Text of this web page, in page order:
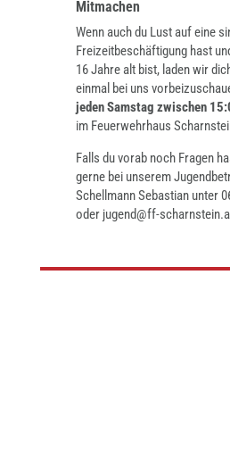
Mitmachen
Wenn auch du Lust auf eine
Freizeitbeschäftigung hast
16 Jahre alt bist, laden wir
einmal bei uns
jeden Samstag zwischen
im Feuerwehrhaus
Falls du vorab noch Fragen
gerne bei unserem
Schellmann Sebastian unter
oder jugend@ff-